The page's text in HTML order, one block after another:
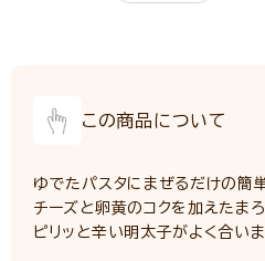
この商品について
ゆでたパスタにまぜるだけの簡単
チーズと卵黄のコクを加えたま
ピリッと辛い明太子がよく合いま